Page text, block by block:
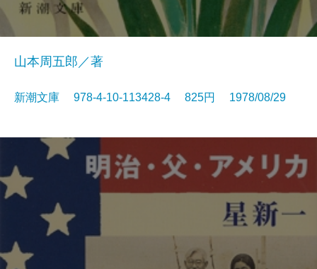
山本周五郎／著
新潮文庫 978-4-10-113428-4 825円 1978/08/29